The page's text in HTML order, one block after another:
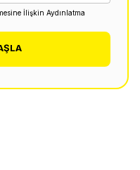
İlişkin Aydınlatma